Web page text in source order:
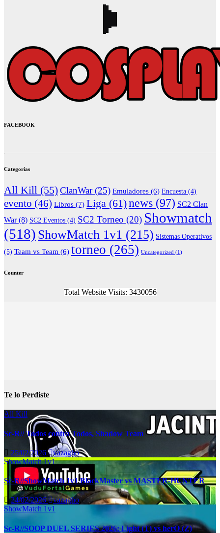
FACEBOOK
Categorías
All Kill (55)ClanWar(25) Emuladores (6) Encuesta (4)
evento (46) Libros (7) Liga (61)news (97) SC2 Clan
War(8) SC2 Eventos (4) SC2 Torneo (20) Showmatch
(518) ShowMatch 1v1 (215) Sistemas Operativos
(5) Team vs Team (6) torneo (265) Uncategorized (1)
Counter
Total Website Visits: 3430056
Te lo Perdiste
All Kill
Sc-R// Todos contra Todos, Shadow Team
25/02/2026 vazagho
ShowMatch 1v1
Sc-R//ShowMatch 1v1 BlackMaster vs MASTER-HUNTER
24/02/2026 vazagho
ShowMatch 1v1
Sc-R//SOOP DUEL SERIES 2026: Light (T) vs herO (Z)